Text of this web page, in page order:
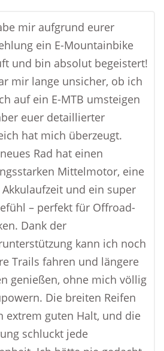
mir aufgrund eurer
ein E-Mountainbike
und bin absolut begeistert!
mir lange unsicher, ob ich
auf ein E-MTB umsteigen
euer detaillierter
hat mich überzeugt.
Rad hat einen
Mittelmotor, eine
Akkulaufzeit und ein super
– perfekt für Offroad-
Dank der
kann ich noch
Trails fahren und längere
genießen, ohne mich völlig
Die breiten Reifen
extrem guten Halt, und die
schluckt jede